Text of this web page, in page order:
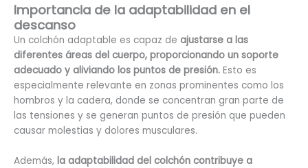
Importancia de la adaptabilidad en el
descanso
Un colchón adaptable es capaz de ajustarse a las
diferentes áreas del cuerpo, proporcionando un soporte
adecuado y aliviando los puntos de presión. Esto es
especialmente relevante en zonas prominentes como los
hombros y la cadera, donde se concentran gran parte de
las tensiones y se generan puntos de presión que pueden
causar molestias y dolores musculares.
Además, la adaptabilidad del colchón contribuye a